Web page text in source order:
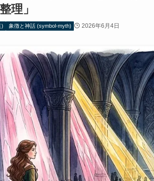
理」
) 象徴と神話 (symbol-myth) 2026年6月4日